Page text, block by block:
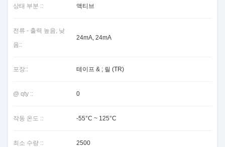
상태 부분 :: 액티브
전류 - 출력 높음, 낮
음::
24mA, 24mA
포장:: 테이프 & ; 릴 (TR)
@ qty :: 0
작동 온도 :: -55°C ~ 125°C
최소 수량 :: 2500